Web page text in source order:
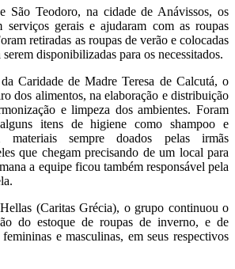
São Teodoro, na cidade de Anávissos, os
serviços gerais e ajudaram com as roupas
retiradas as roupas de verão e colocadas
disponibilizadas para os necessitados.
Caridade de Madre Teresa de Calcutá, o
dos alimentos, na elaboração e distribuição
e limpeza dos ambientes. Foram
itens de higiene como shampoo e
materiais sempre doados pelas irmãs
que chegam precisando de um local para
a equipe ficou também responsável pela
(Caritas Grécia), o grupo continuou o
do estoque de roupas de inverno, e de
e masculinas, em seus respectivos